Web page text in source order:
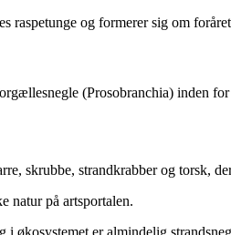
raspetunge og formerer sig om
(Prosobranchia) inden
skrubbe, strandkrabber og torsk,
natur på artsportalen.